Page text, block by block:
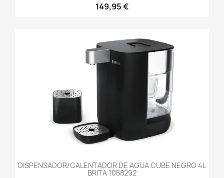
149,95 €
DISPENSADOR/CALENTADOR DE AGUA CUBE NEGRO 4L
BRITA 1058292